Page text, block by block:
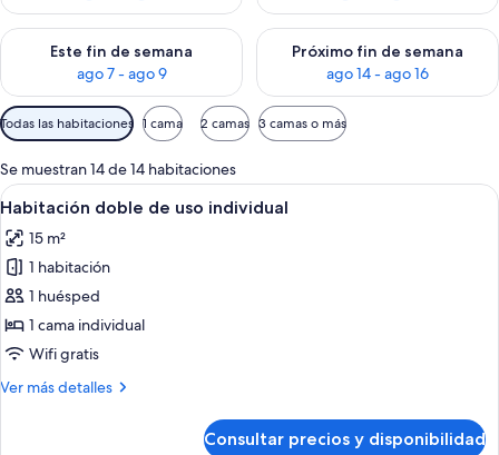
Este fin de semana
ago 7 - ago 9
Consulta la disponibilidad para este fin de semana, ago 7 -
Próximo fin de semana
ago 14 - ago 16
Consulta la disponibilidad
Filtros
disponibles
para
las
habitaciones
Todas las habitaciones 1 cama 2 camas 3 camas o más
Se muestran 14 de 14 habitaciones
Abrir
todas
las
fotos
de
Habitación
doble
uso
Habitación de hotel con cama,
6
Habitación doble de uso individual
15 m²
1 habitación
1 huésped
1 cama individual
Wifi gratis
Ver más detalles
Más
Consultar precios y disponibilidad